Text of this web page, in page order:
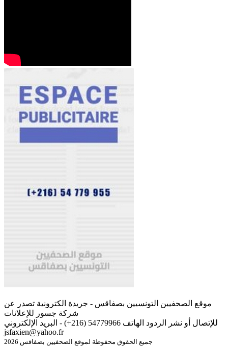
موقع الصحفيين التونسيين بصفاقس - جريدة الكترونية تصدر عن
شركة جسور للإعلانات
للإتصال أو نشر الردود الهاتف 54779966 (216+) - البريد الإلكتروني
jsfaxien@yahoo.fr
جميع الحقوق محفوظة لموقع الصحفيين بصفاقس 2026